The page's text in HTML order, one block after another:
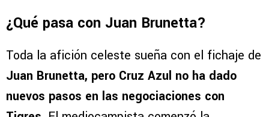
¿Qué pasa con Juan Brunetta?
Toda la afición celeste sueña con el fichaje de
Juan Brunetta, pero Cruz Azul no ha dado
nuevos pasos en las negociaciones con